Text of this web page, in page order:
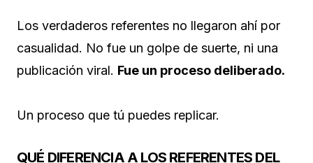
Los verdaderos referentes no llegaron ahí por
casualidad. No fue un golpe de suerte, ni una
publicación viral. Fue un proceso deliberado.
Un proceso que tú puedes replicar.
QUÉ DIFERENCIA A LOS REFERENTES DEL